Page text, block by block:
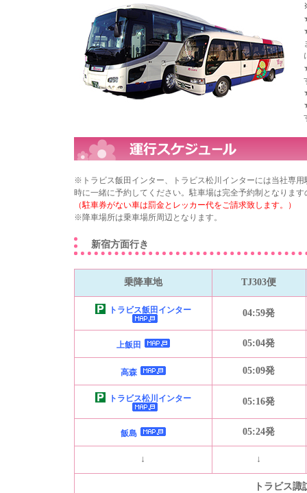
※トラビス飯田インター、トラビス松川インターには当社専
時に一緒に予約してください。駐車場は完全予約制となりま
（駐車券がない車は罰金とレッカー代をご請求致します。）
※降車場所は乗車場所周辺となります。
新宿方面行き
乗降車地 TJ303便
トラビス飯田インター 04:59発
上飯田 05:04発
高森 05:09発
トラビス松川インター 05:16発
飯島 05:24発
↓ ↓
トラビス